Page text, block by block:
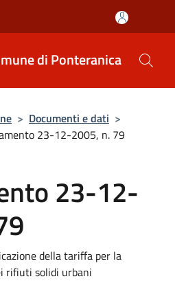
di Ponteranica
> Documenti e dati >
23-12-2005, n. 79
23-12-
della tariffa per la
rifiuti solidi urbani